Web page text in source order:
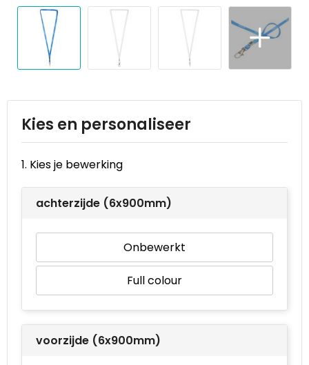
Reistassensets
Rugzakken
Schoenentassen
Schoudertassen
Sporttassen
Strandtassen
Tablettassen
Toilettassen
Trolleys
Waterbestendige tassen
Swiss Peak
Tenson
Thule
Urban Vitamin
Victorinox
VINGA
Waterman
Xoopar
Kies en personaliseer
1. Kies je bewerking
achterzijde (6x900mm)
Onbewerkt
Full colour
voorzijde (6x900mm)